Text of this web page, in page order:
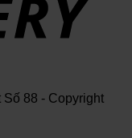
88 - Copyright